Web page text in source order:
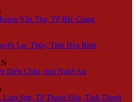
Văn Thụ, TP Bắc Giang
Lạc Thủy, Tỉnh Hòa Bình
Diễn Châu, tỉnh Nghệ An
Sơn, TP Thanh Hóa, Tỉnh Thanh